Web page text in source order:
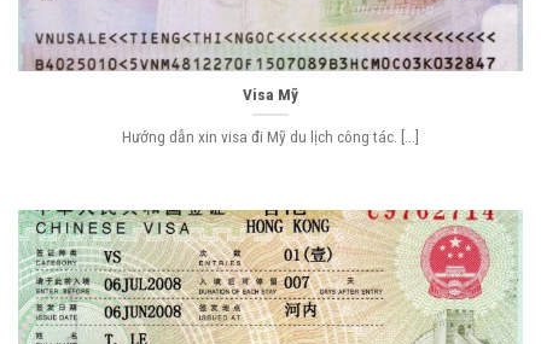
Visa Mỹ
Hướng dẫn xin visa đi Mỹ du lịch công tác. [...]